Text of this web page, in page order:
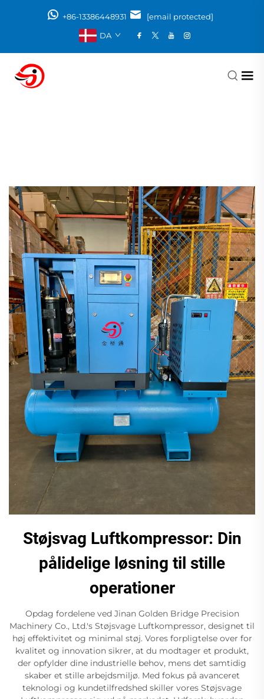
+86-13386448931
[email protected]
DA
Støjsvag Luftkompressor: Din
pålidelige løsning til stille
operationer
Opdag fordelene ved Jinan Golden Bridge Precision
Machinery Co., Ltd.'s Støjsvage Luftkompressor, designet til
høj effektivitet og minimal støj. Vores forpligtelse over for
kvalitet og innovation sikrer, at du modtager et produkt,
der opfylder dine industrielle behov, mens det samtidig
skaber et stille arbejdsmiljø. Med fokus på avanceret
teknologi og kundetilfredshed skiller vores Støjsvage